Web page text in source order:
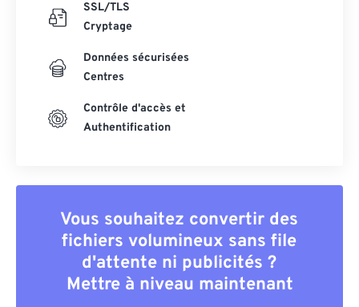
SSL/TLS
Cryptage
Données sécurisées
Centres
Contrôle d'accès et
Authentification
Vous souhaitez convertir des
fichiers volumineux sans file
d'attente ni publicités ?
Mettre à niveau maintenant